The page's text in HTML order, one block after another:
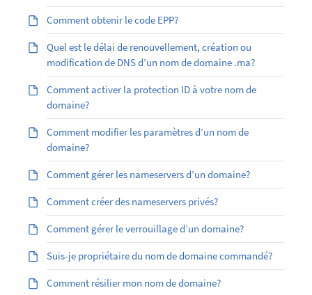
Comment obtenir le code EPP?
Quel est le délai de renouvellement, création ou
modification de DNS d’un nom de domaine .ma?
Comment activer la protection ID à votre nom de
domaine?
Comment modifier les paramètres d’un nom de
domaine?
Comment gérer les nameservers d’un domaine?
Comment créer des nameservers privés?
Comment gérer le verrouillage d’un domaine?
Suis-je propriétaire du nom de domaine commandé?
Comment résilier mon nom de domaine?